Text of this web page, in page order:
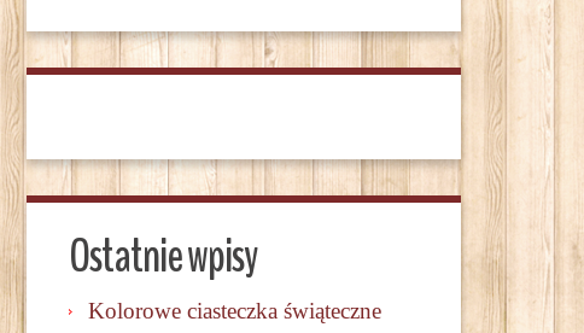
Ostatnie wpisy
Kolorowe ciasteczka świąteczne